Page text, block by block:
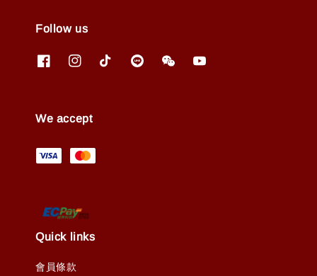
Follow us
We accept
Quick links
會員條款